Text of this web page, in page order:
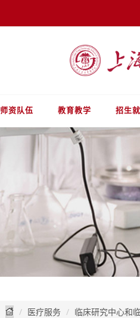
师资队伍 教育教学 招生
医疗服务 临床研究中心和